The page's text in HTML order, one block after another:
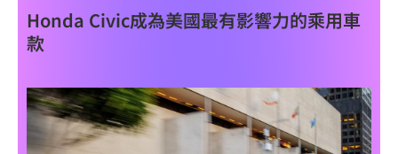
Honda Civic成為美國最有影響力的乘用車
款